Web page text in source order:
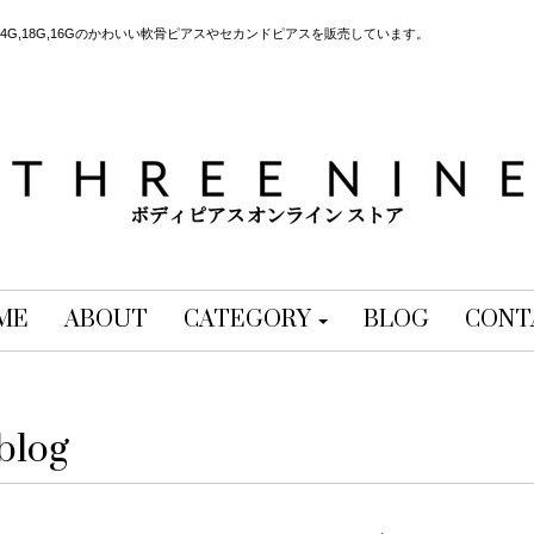
のかわいい軟骨ピアスやセカンドピアスを販売しています。
ABOUT CATEGORY BLOG